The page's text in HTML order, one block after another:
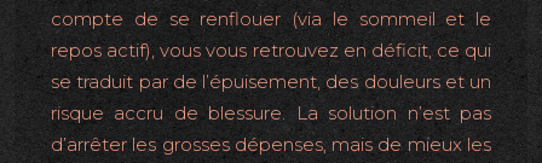
compte de se renflouer (via le sommeil et le
repos actif), vous vous retrouvez en déficit, ce qui
se traduit par de l’épuisement, des douleurs et un
risque accru de blessure. La solution n’est pas
d’arrêter les grosses dépenses, mais de mieux les